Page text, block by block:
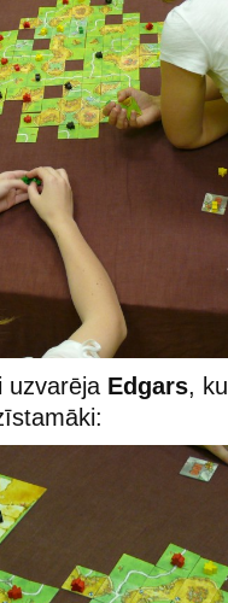
uzvarēja Edgars,